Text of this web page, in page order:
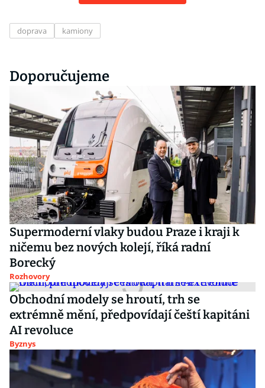
doprava kamiony
Doporučujeme
Supermoderní vlaky budou Praze i kraji k
ničemu bez nových kolejí, říká radní
Borecký
Rozhovory
Obchodní modely se hroutí, trh se
extrémně mění, předpovídají čeští kapitáni
AI revoluce
Byznys